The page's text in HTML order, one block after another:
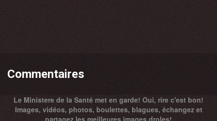
Commentaires
Le Ministere de la Santé met en garde! Oui, rire c'est bon!
Images, vidéos, photos, boulettes, blagues, échangez et
partagez les meilleures images droles!